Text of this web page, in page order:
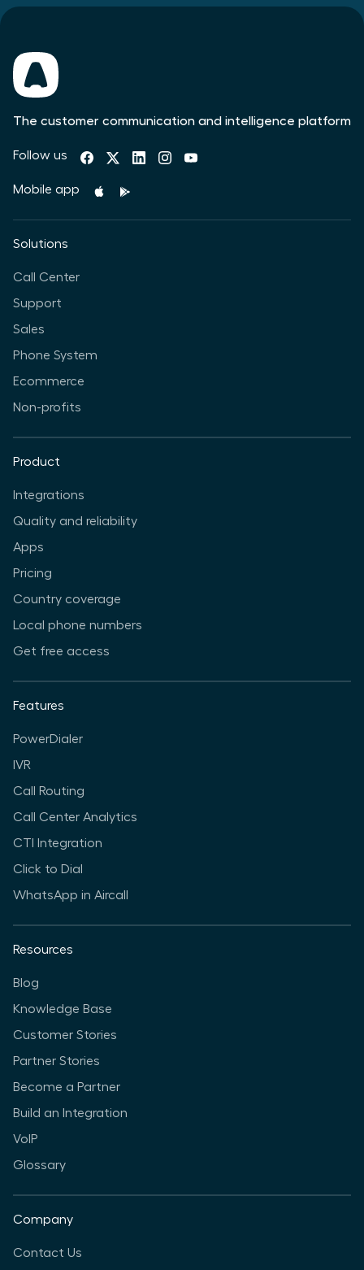
The customer communication and intelligence platform
Follow us
Mobile app
Solutions
Call Center
Support
Sales
Phone System
Ecommerce
Non-profits
Product
Integrations
Quality and reliability
Apps
Pricing
Country coverage
Local phone numbers
Get free access
Features
PowerDialer
IVR
Call Routing
Call Center Analytics
CTI Integration
Click to Dial
WhatsApp in Aircall
Resources
Blog
Knowledge Base
Customer Stories
Partner Stories
Become a Partner
Build an Integration
VoIP
Glossary
Company
Contact Us